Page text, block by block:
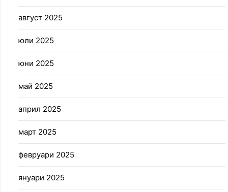
август 2025
юли 2025
юни 2025
май 2025
април 2025
март 2025
февруари 2025
януари 2025